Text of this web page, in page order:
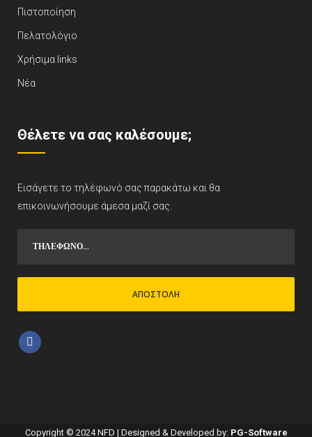
Πιστοποίηση
Πελατολόγιο
Χρήσιμα links
Νέα
Θέλετε να σας καλέσουμε;
Εισάγετε το τηλέφωνό σας παρακάτω και θα
επικοινωνήσουμε άμεσα μαζί σας.
Copyright © 2024 NFD | Designed & Developed by: PG-Software